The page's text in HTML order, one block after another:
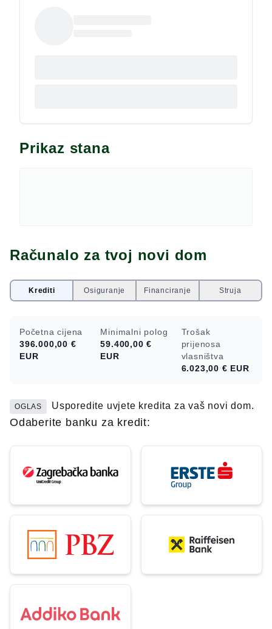
Prikaz stana
Računalo za tvoj novi dom
Krediti Osiguranje Financiranje Struja
Početna cijena
396.000,00 €
EUR
Minimalni polog
59.400,00 €
EUR
Trošak
prijenosa
vlasništva
6.023,00 € EUR
OGLAS Usporedite uvjete kredita za vaš novi dom.
Odaberite banku za kredit: